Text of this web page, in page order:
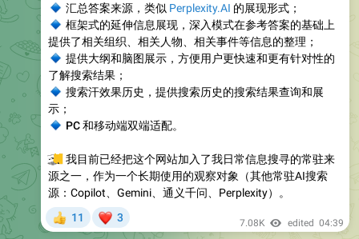
汇总答案来源，类似 Perplexity.AI 的展现形式；
框架式的延伸信息展现，深入模式在参考答案的基础上
提供了相关组织、相关人物、相关事件等信息的整理；
提供大纲和脑图展示，方便用户更快速和更有针对性的
了解搜索结果；
搜索汗效果历史 ，提供搜索历史的搜索结果查询和展
示；
PC 和移动端双端适配。
我目前已经把这个网站加入了我日常信息搜寻的常驻来
源之一，作为一个长期使用的观察对象（其他常驻AI搜索
源：Copilot、Gemini、通义千问、Perplexity）。
11 3 7.08K edited 04:39